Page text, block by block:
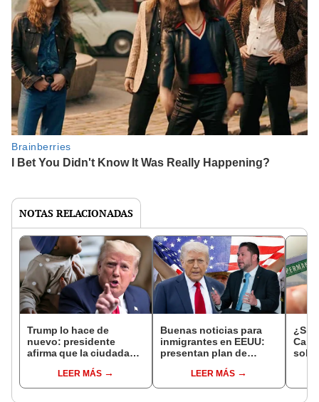
NOTAS RELACIONADAS
Trump lo hace de
nuevo: presidente
afirma que la ciudadanía
''los hijos de los
esclavos'', y no para
LEER MÁS
Buenas noticias para
inmigrantes en EEUU:
presentan plan de
reforzar la Patrulla
Fronteriza y ofrecer
LEER MÁS
¿Si
Card